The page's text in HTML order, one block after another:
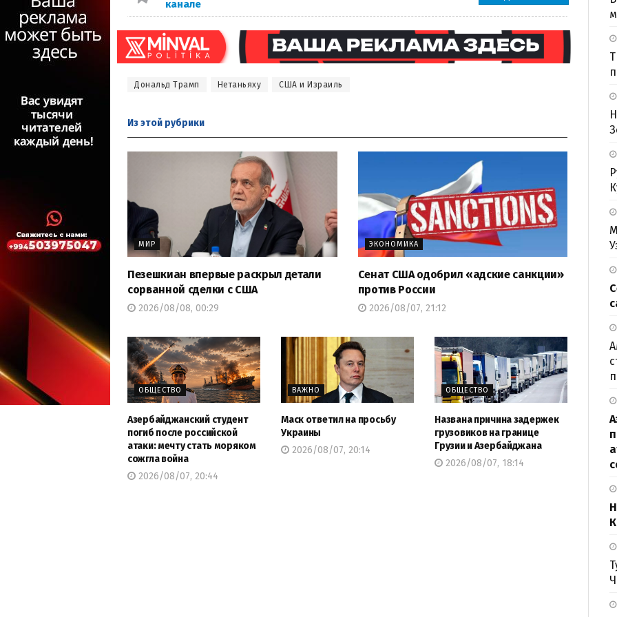
канале
Дональд Трамп Нетаньяху США и Израиль
Из этой рубрики
МИР
Пезешкиан впервые раскрыл детали
сорванной сделки с США
2026/08/08, 00:29
ЭКОНОМИКА
Сенат США одобрил «адские санкции»
против России
2026/08/07, 21:12
ОБЩЕСТВО
Азербайджанский студент
погиб после российской
атаки: мечту стать моряком
сожгла война
2026/08/07, 20:44
ВАЖНО
Маск ответил на просьбу
Украины
2026/08/07, 20:14
ОБЩЕСТВО
Названа причина задержек
грузовиков на границе
Грузии и Азербайджана
2026/08/07, 18:14